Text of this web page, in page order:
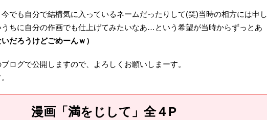
でも自分で結構気に入っているネームだったりして(笑)当時の相方には申し
ちに自分の作画でも仕上げてみたいなあ…という希望が当時からずっとあ
いだろうけどごめーんｗ）
ログで公開しますので、よろしくお願いしまーす。
漫画「満をじして」全４P